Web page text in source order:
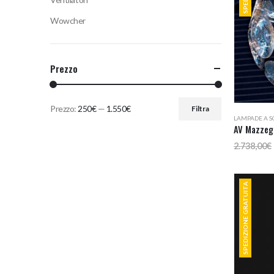
LAMPADE A
AV
2.738,00€
SPEDIZIONE GRATUITA
Wowcher
Prezzo
Filtra
Prezzo: 250€— 1.550€